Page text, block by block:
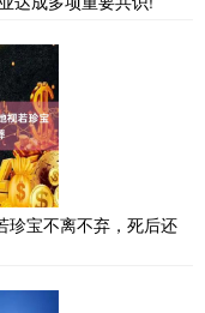
珍宝不离不弃，死后还